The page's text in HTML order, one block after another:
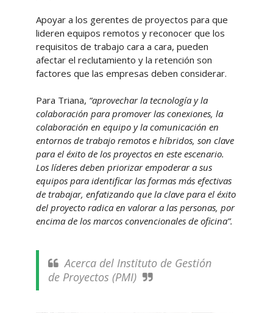
Apoyar a los gerentes de proyectos para que
lideren equipos remotos y reconocer que los
requisitos de trabajo cara a cara, pueden
afectar el reclutamiento y la retención son
factores que las empresas deben considerar.
Para Triana, “aprovechar la tecnología y la
colaboración para promover las conexiones, la
colaboración en equipo y la comunicación en
entornos de trabajo remotos e híbridos, son clave
para el éxito de los proyectos en este escenario.
Los líderes deben priorizar empoderar a sus
equipos para identificar las formas más efectivas
de trabajar, enfatizando que la clave para el éxito
del proyecto radica en valorar a las personas, por
encima de los marcos convencionales de oficina”.
Acerca del Instituto de Gestión
de Proyectos (PMI)